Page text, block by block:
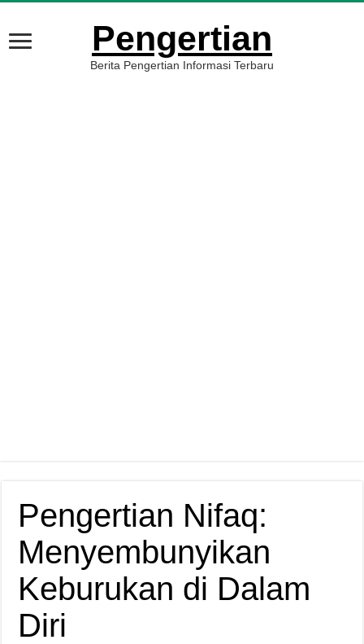
Pengertian
Berita Pengertian Informasi Terbaru
Pengertian Nifaq:
Menyembunyikan
Keburukan di Dalam
Diri